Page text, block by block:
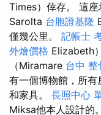
Times）倖存。 這
Sarolta 台胞證基隆
僅幾公里。 記帳士
外燴價格 Elizabeth
（Miramare 台中 整
有一個博物館，所有
和家具。 長照中心
Miksa他本人設計的